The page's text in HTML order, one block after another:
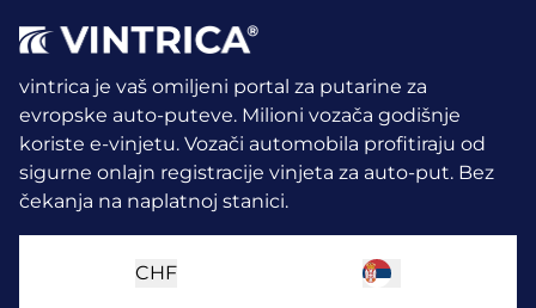
vintrica je vaš omiljeni portal za putarine za
evropske auto-puteve. Milioni vozača godišnje
koriste e-vinjetu. Vozači automobila profitiraju od
sigurne onlajn registracije vinjeta za auto-put. Bez
čekanja na naplatnoj stanici.
CHF